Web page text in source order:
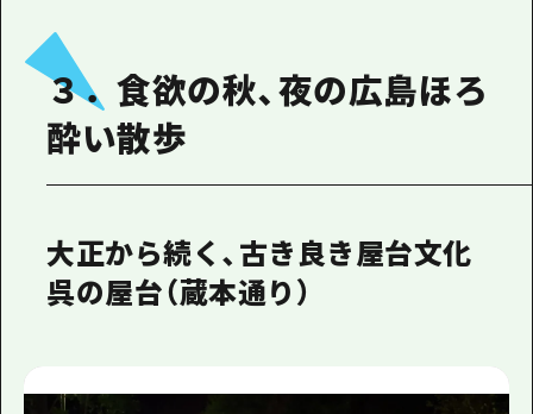
３．食欲の秋、夜の広島ほろ
酔い散歩
大正から続く、古き良き屋台文化
呉の屋台（蔵本通り）